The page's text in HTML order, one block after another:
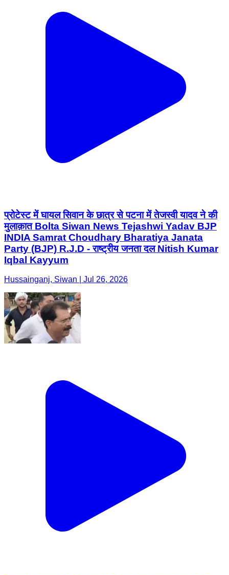
प्रोटेस्ट में घायल सिवान के छात्र से पटना में तेजस्वी यादव ने की
मुलाक़ात Bolta Siwan News Tejashwi Yadav BJP
INDIA Samrat Choudhary Bharatiya Janata
Party (BJP) R.J.D - राष्ट्रीय जनता दल Nitish Kumar
Iqbal Kayyum
Hussainganj, Siwan | Jul 26, 2026